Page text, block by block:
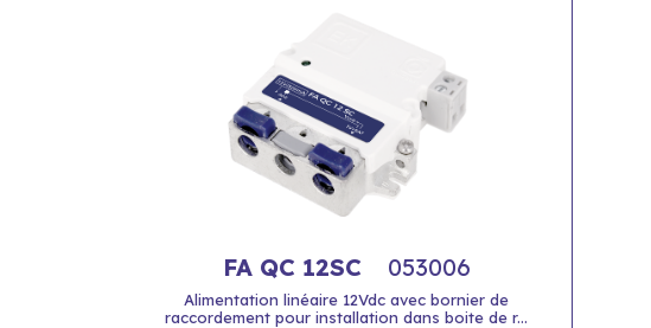
FA QC 12SC 053006
Alimentation linéaire 12Vdc avec bornier de
raccordement pour installation dans boite de r...